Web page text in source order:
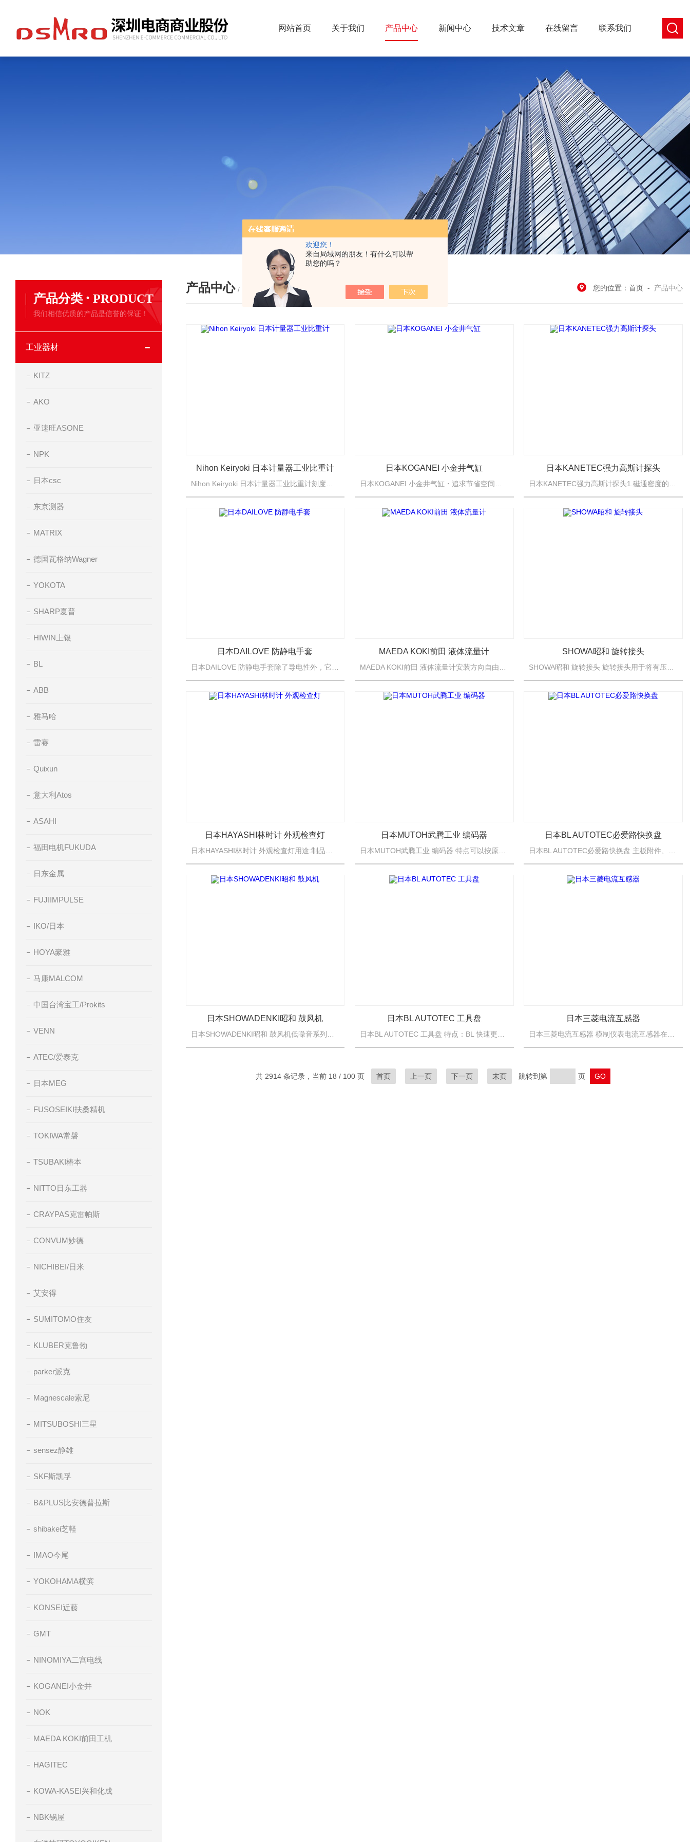
欢迎您！
来自局域网的朋友！有什么可以帮
助您的吗？
网站首页 关于我们 产品中心 新闻中心 技术文章 在线留言 联系我们
产品分类 · PRODUCT
我们相信优质的产品是信誉的保证！
工业器材
KITZ
AKO
亚速旺ASONE
NPK
日本csc
东京测器
MATRIX
德国瓦格纳Wagner
YOKOTA
SHARP夏普
HIWIN上银
BL
ABB
雅马哈
雷赛
Quixun
意大利Atos
ASAHI
福田电机FUKUDA
日东金属
FUJIIMPULSE
IKO/日本
HOYA豪雅
马康MALCOM
中国台湾宝工/Prokits
VENN
ATEC/爱泰克
日本MEG
FUSOSEIKI扶桑精机
TOKIWA常磐
TSUBAKI椿本
NITTO日东工器
CRAYPAS克雷帕斯
CONVUM妙德
NICHIBEI/日米
艾安得
SUMITOMO住友
KLUBER克鲁勃
parker派克
Magnescale索尼
MITSUBOSHI三星
sensez静雄
SKF斯凯孚
B&PLUS比安德普拉斯
shibakei芝軽
IMAO今尾
YOKOHAMA横滨
KONSEI近藤
GMT
NINOMIYA二宫电线
KOGANEI小金井
NOK
MAEDA KOKI前田工机
HAGITEC
KOWA-KASEI兴和化成
NBK锅屋
产品中心 / PRODUCTS 您的位置： 首页 - 产品中心
Nihon Keiryoki 日本计量器工业比重计 日本KOGANEI 小金井气缸 日本KANETEC强力高斯计探头
日本DAILOVE 防静电手套 MAEDA KOKI前田 液体流量计 SHOWA昭和 旋转接头
日本HAYASHI林时计 外观检查灯 日本MUTOH武腾工业 编码器
日本MUTOH武腾工业 编码器 特点可以按原样连接到轴的空心轴形状。与轴编码器不同，它以适合设备的形式安装，无需耦合，并且可以高精度读取轴旋转。有多种产品阵容可用于长度测量和角度测量。根据机器的...
日本BL AUTOTEC必爱路快换盘
日本SHOWADENKI昭和 鼓风机 日本BL AUTOTEC 工具盘 日本三菱电流互感器
共 2914 条记录，当前 18 / 100 页 首页 上一页 下一页 末页 跳转到第 页